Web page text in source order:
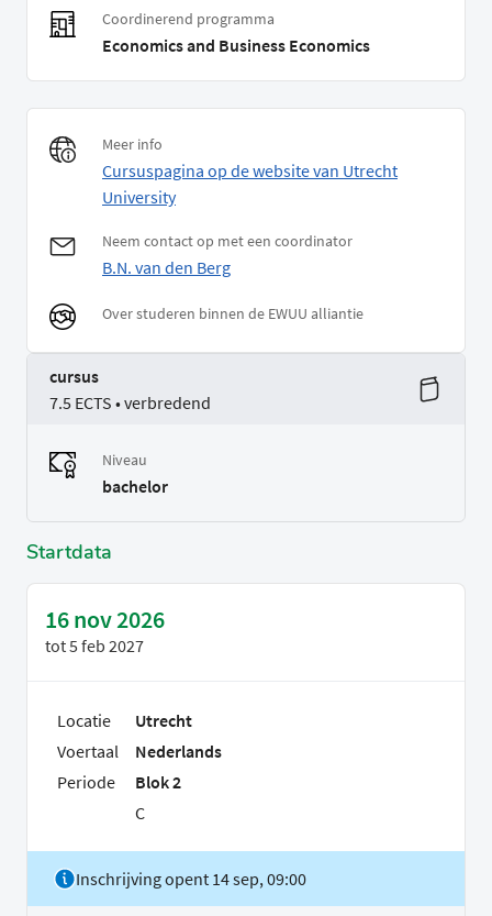
Coordinerend programma
Economics and Business Economics
Meer info
Cursuspagina op de website van Utrecht
University
Neem contact op met een coordinator
B.N. van den Berg
Over studeren binnen de EWUU alliantie
cursus
7.5 ECTS • verbredend
Niveau
bachelor
Startdata
16 nov 2026
tot5 feb 2027
Locatie
Utrecht
Voertaal
Nederlands
Periode
Blok 2
C
Inschrijving opent 14 sep, 09:00